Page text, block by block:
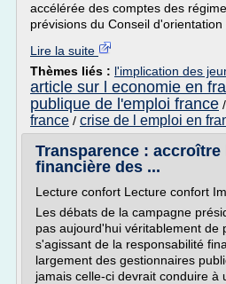
accélérée des comptes des
prévisions du Conseil d'orientation
Lire la suite
Thèmes liés : l'implication des
article sur l economie en
publique de l'emploi france /
france / crise de l emploi en
Transparence :
financière des ...
Lecture confort Lecture confort
Les débats de la campagne
pas aujourd'hui véritablement de
s'agissant de la responsabilité
largement des gestionnaires
jamais celle-ci devrait conduire à